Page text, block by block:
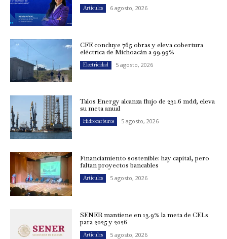
Artículos 6 agosto, 2026
CFE concluye 765 obras y eleva cobertura
eléctrica de Michoacán a 99.99%
Electricidad 5 agosto, 2026
Talos Energy alcanza flujo de 231.6 mdd; eleva
su meta anual
Hidrocarburos 5 agosto, 2026
Financiamiento sostenible: hay capital, pero
faltan proyectos bancables
Artículos 5 agosto, 2026
SENER mantiene en 13.9% la meta de CELs
para 2025 y 2026
Artículos 5 agosto, 2026